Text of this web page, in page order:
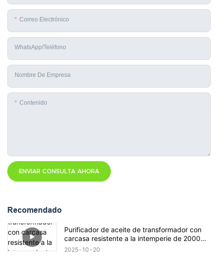
Correo Electrónico
WhatsApp/teléfono
Nombre De Empresa
Contenido
ENVIAR CONSULTA AHORA
Recomendado
Purificador de aceite de transformador con
carcasa resistente a la intemperie de 2000
litros/hora
2025 10 20